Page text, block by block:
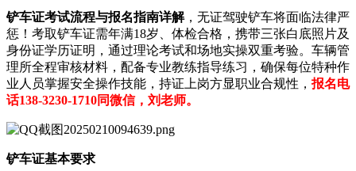
铲车证考试流程与报名指南详解，无证驾驶铲车将面临法律严
惩！考取铲车证需年满18岁、体检合格，携带三张白底照片及
身份证学历证明，通过理论考试和场地实操双重考验。车辆管
理所全程审核材料，配备专业教练指导练习，确保每位特种作
业人员掌握安全操作技能，持证上岗方显职业合规性， 报名电
话138-3230-1710同微信，刘老师。
铲车证基本要求